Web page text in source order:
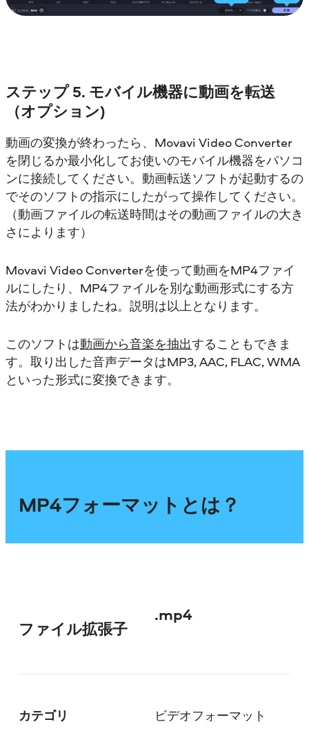
ステップ 5. モバイル機器に動画を転送
（オプション)
動画の変換が終わったら、Movavi Video Converter
を閉じるか最小化してお使いのモバイル機器をパソコ
ンに接続してください。動画転送ソフトが起動するの
でそのソフトの指示にしたがって操作してください。
（動画ファイルの転送時間はその動画ファイルの大き
さによります）
Movavi Video Converterを使って動画をMP4ファイ
ルにしたり、MP4ファイルを別な動画形式にする方
法がわかりましたね。説明は以上となります。
このソフトは動画から音楽を抽出することもできま
す。取り出した音声データはMP3, AAC, FLAC, WMA
といった形式に変換できます。
MP4フォーマットとは？
ファイル拡張子
.mp4
カテゴリ ビデオフォーマット